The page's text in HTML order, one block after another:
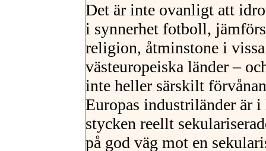
Det är inte ovanligt att
i synnerhet fotboll,
religion, åtminstone i vissa
västeuropeiska länder –
inte heller särskilt
Europas industriländer är i
stycken reellt
på god väg mot en